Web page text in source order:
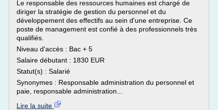
Le responsable des ressources humaines est chargé de
diriger la stratégie de gestion du personnel et du
développement des effectifs au sein d'une entreprise. Ce
poste de management est confié à des professionnels très
qualifiés.
Niveau d'accès : Bac + 5
Salaire débutant : 1830 EUR
Statut(s) : Salarié
Synonymes : Responsable administration du personnel et
paie, responsable administration...
Lire la suite